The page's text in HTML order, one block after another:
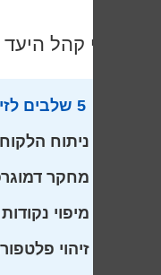
זיהוי קהל
5 שלבים לזיהוי קהל היעד המושלם
ניתוח
מחקר
מיפוי
זיהוי